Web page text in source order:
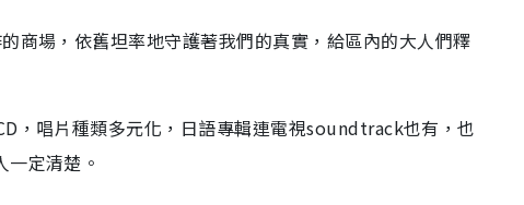
商場，依舊坦率地守護著我們的真實，給區內的大人們釋
，唱片種類多元化，日語專輯連電視soundtrack也有，也
定清楚。